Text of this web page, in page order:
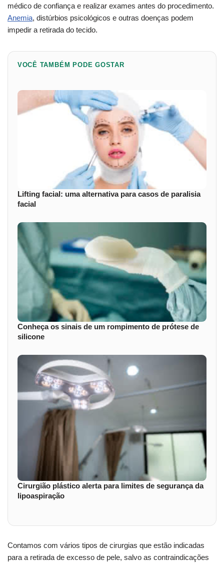
médico de confiança e realizar exames antes do procedimento.
Anemia, distúrbios psicológicos e outras doenças podem
impedir a retirada do tecido.
VOCÊ TAMBÉM PODE GOSTAR
Lifting facial: uma alternativa para casos de paralisia
facial
Conheça os sinais de um rompimento de prótese de
silicone
Cirurgião plástico alerta para limites de segurança da
lipoaspiração
Contamos com vários tipos de cirurgias que estão indicadas
para a retirada de excesso de pele, salvo as contraindicações